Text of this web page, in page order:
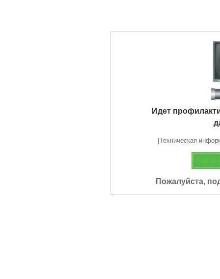
Идет
[Техническая
Пожалуйста,